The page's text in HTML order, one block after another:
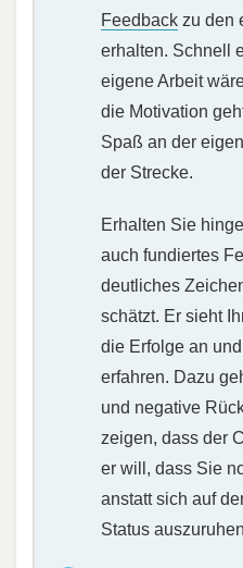
Feedback zu den
erhalten. Schnell
eigene Arbeit
die Motivation
Spaß an der
der Strecke.
Erhalten Sie
auch fundiertes
deutliches
schätzt. Er sieht
die Erfolge an
erfahren. Dazu
und negative
zeigen, dass der
er will, dass Sie
anstatt sich auf
Status